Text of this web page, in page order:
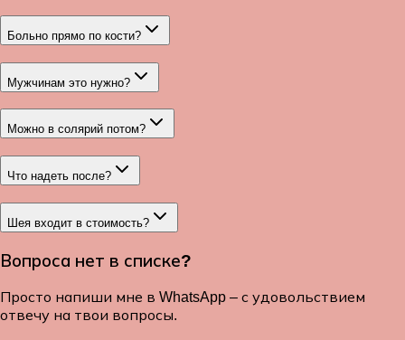
Больно прямо по кости?
Мужчинам это нужно?
Можно в солярий потом?
Что надеть после?
Шея входит в стоимость?
Вопроса нет в списке?
Просто напиши мне в WhatsApp – с удовольствием
отвечу на твои вопросы.